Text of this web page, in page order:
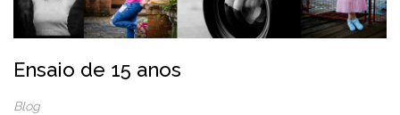
Ensaio de 15 anos
Blog